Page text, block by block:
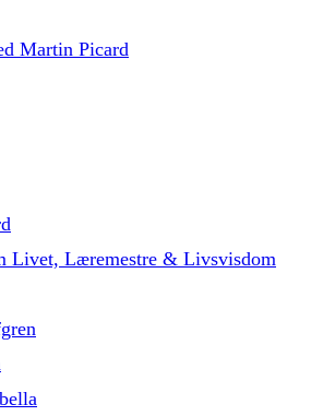
Martin Picard
Livet, Læremestre & Livsvisdom